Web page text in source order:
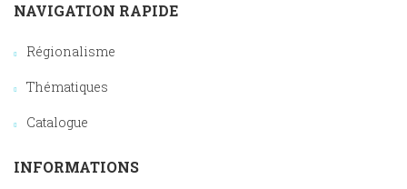
NAVIGATION RAPIDE
Régionalisme
Thématiques
Catalogue
INFORMATIONS